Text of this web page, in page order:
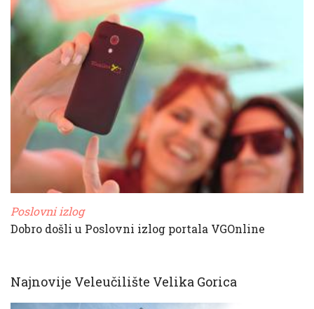
Poslovni izlog
Dobro došli u Poslovni izlog portala VGOnline
Najnovije Veleučilište Velika Gorica